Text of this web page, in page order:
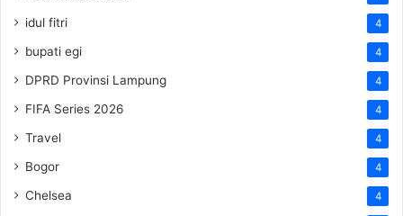
idul fitri 4
bupati egi 4
DPRD Provinsi Lampung 4
FIFA Series 2026 4
Travel 4
Bogor 4
Chelsea 4